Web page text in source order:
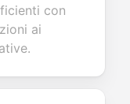
con
ai